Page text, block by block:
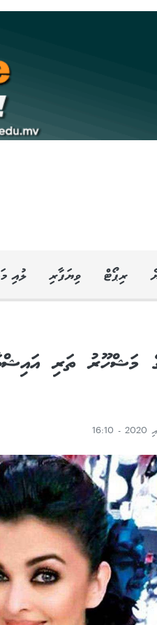
ރިޕޯޓް ވިޔަފާރި ލުއި
މަޝްހޫރު ތަރި